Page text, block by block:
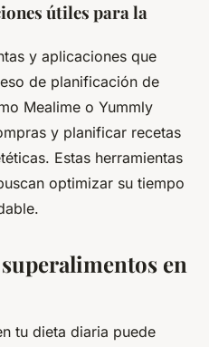
útiles para la
y aplicaciones que
de planificación de
Mealime o Yummly
y planificar recetas
Estas herramientas
optimizar su tiempo
en
tu dieta diaria puede